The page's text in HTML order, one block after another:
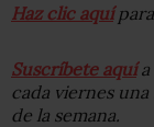
Haz clic aquípara
Suscríbete aquía
cada viernes
de la semana.